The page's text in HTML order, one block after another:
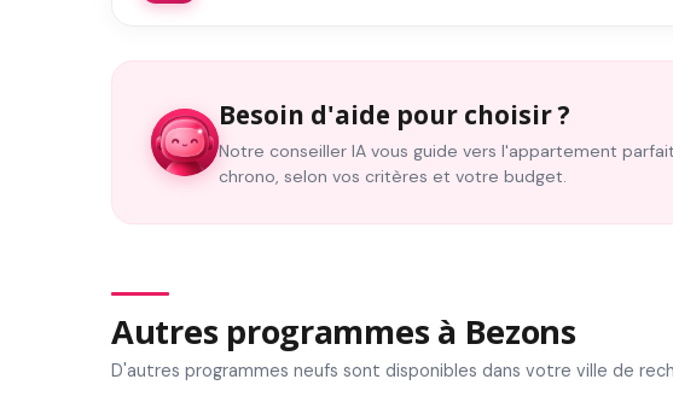
Besoin d'aide pour choisir ?
Notre conseiller IA vous guide vers l'appartement
chrono, selon vos critères et votre budget.
Autres programmes à Bezons
D'autres programmes neufs sont disponibles dans votre ville de